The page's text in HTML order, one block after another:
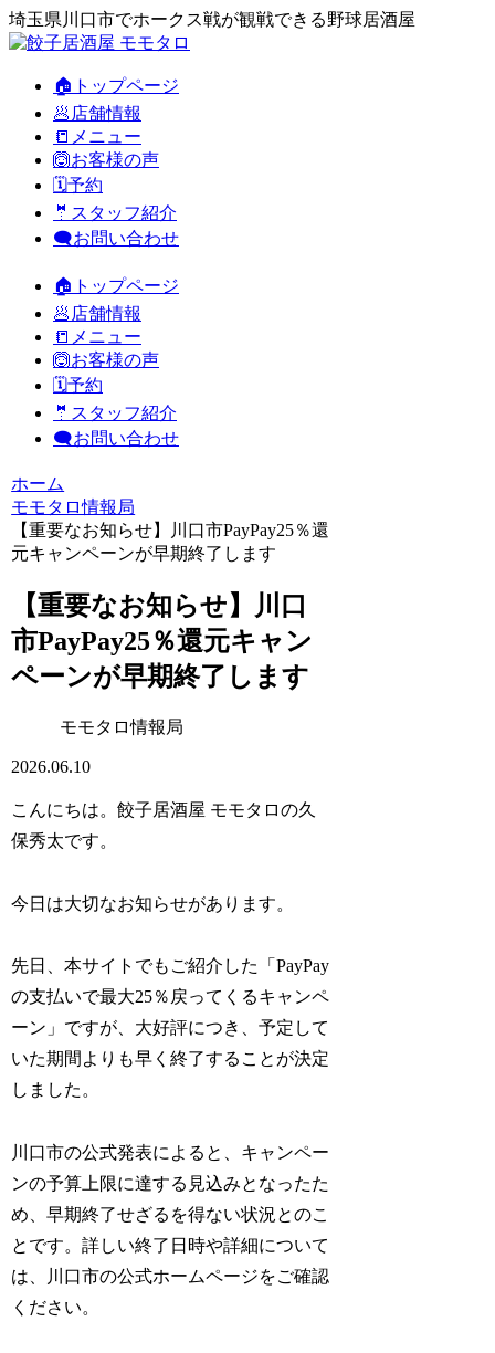
埼玉県川口市でホークス戦が観戦できる野球居酒屋
🏠トップページ
🥟店舗情報
📒メニュー
🙆お客様の声
🗓️予約
🤵スタッフ紹介
🗨️お問い合わせ
🏠トップページ
🥟店舗情報
📒メニュー
🙆お客様の声
🗓️予約
🤵スタッフ紹介
🗨️お問い合わせ
ホーム
モモタロ情報局
【重要なお知らせ】川口市PayPay25％還
元キャンペーンが早期終了します
【重要なお知らせ】川口
市PayPay25％還元キャン
ペーンが早期終了します
モモタロ情報局
2026.06.10
こんにちは。餃子居酒屋 モモタロの久
保秀太です。
今日は大切なお知らせがあります。
先日、本サイトでもご紹介した「PayPay
の支払いで最大25％戻ってくるキャンペ
ーン」ですが、大好評につき、予定して
いた期間よりも早く終了することが決定
しました。
川口市の公式発表によると、キャンペー
ンの予算上限に達する見込みとなったた
め、早期終了せざるを得ない状況とのこ
とです。詳しい終了日時や詳細について
は、川口市の公式ホームページをご確認
ください。